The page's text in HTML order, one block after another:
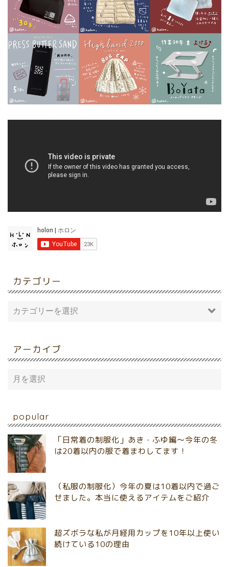
カテゴリー
アーカイブ
popular
「日常着の制服化」あき・ふゆ編～今年の冬
は20着以内の服で着まわしてます！
（私服の制服化）今年の夏は10着以内で過ご
せました。本当に使えるアイテムをご紹介
超ズボラな私が月経用カップを10年以上使い
続けている10の理由